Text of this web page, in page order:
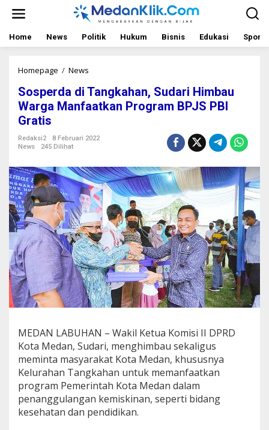
t
Home News Politik Hukum Bisnis Edukasi Sport
Homepage / News
s
p
e
d
i
T
a
n
g
k
a
h
a
n
,
S
u
d
r
i
H
i
m
b
u
W
Sosperda di Tangkahan, Sudari Himbau
Warga Manfaatkan Program BPJS PBI
Gratis
Redaksi2
8 Februari 2022
News
245 Dilihat
MEDAN LABUHAN – Wakil Ketua Komisi II DPRD
Kota Medan, Sudari, menghimbau sekaligus
meminta masyarakat Kota Medan, khususnya
Kelurahan Tangkahan untuk memanfaatkan
program Pemerintah Kota Medan dalam
penanggulangan kemiskinan, seperti bidang
kesehatan dan pendidikan.